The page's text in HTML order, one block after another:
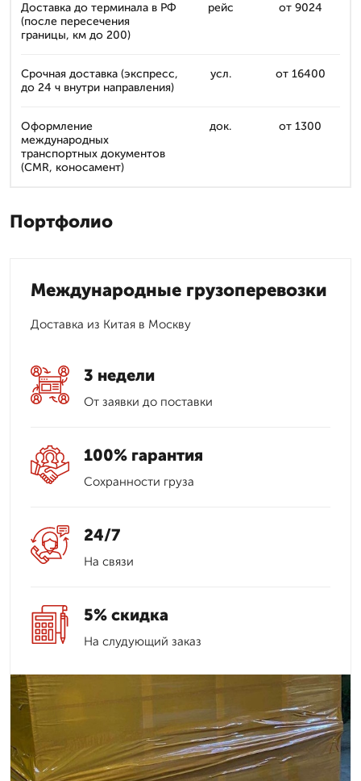
Доставка до терминала в РФ
(после пересечения
границы, км до 200)
рейс от 9024
Срочная доставка (экспресс,
до 24 ч внутри направления)
усл. от 16400
Оформление
международных
транспортных документов
(CMR, коносамент)
док. от 1300
Портфолио
Международные грузоперевозки
Доставка из Китая в Москву
3 недели
От заявки до поставки
100% гарантия
Сохранности груза
24/7
На связи
5% скидка
На слудующий заказ